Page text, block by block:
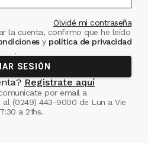
Olvidé mi contraseña
la cuenta, confirmo que he leído
ypolítica de privacidad
.
SESIÓN
Registrate aquí
por email a
al (0249) 443-9000 de Lun a Vie
a 21hs.